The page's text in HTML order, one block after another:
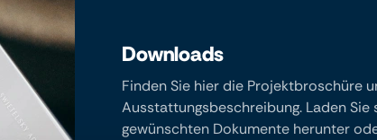
Downloads
Finden Sie hier die Projektbroschüre
Ausstattungsbeschreibung. Laden Sie
gewünschten Dokumente herunter